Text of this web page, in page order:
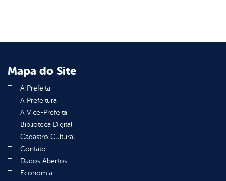
Mapa do Site
A Prefeita
A Prefeitura
A Vice-Prefeita
Biblioteca Digital
Cadastro Cultural
Contato
Dados Abertos
Economia